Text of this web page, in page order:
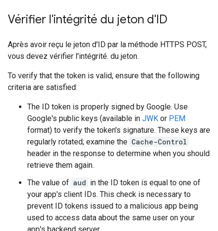
Vérifier l'intégrité du jeton d'ID
Après avoir reçu le jeton d'ID par la méthode HTTPS POST,
vous devez vérifier l'intégrité. du jeton.
To verify that the token is valid, ensure that the following
criteria are satisfied:
The ID token is properly signed by Google. Use
Google's public keys (available in JWK or PEM
format) to verify the token's signature. These keys are
regularly rotated; examine the Cache-Control
header in the response to determine when you should
retrieve them again.
The value of aud in the ID token is equal to one of
your app's client IDs. This check is necessary to
prevent ID tokens issued to a malicious app being
used to access data about the same user on your